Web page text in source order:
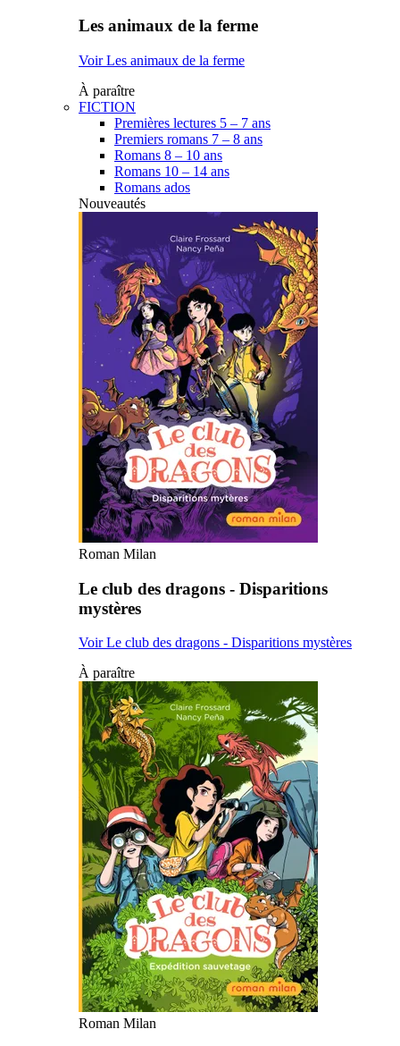
Les animaux de la ferme
Voir Les animaux de la ferme
À paraître
FICTION
Premières lectures 5 – 7 ans
Premiers romans 7 – 8 ans
Romans 8 – 10 ans
Romans 10 – 14 ans
Romans ados
Nouveautés
Roman Milan
Le club des dragons - Disparitions
mystères
Voir Le club des dragons - Disparitions mystères
À paraître
Roman Milan